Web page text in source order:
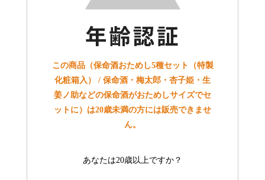
この商品（保命酒おためし5種セット（特製
化粧箱入） / 保命酒・梅太郎・杏子姫・生
姜ノ助などの保命酒がおためしサイズでセ
ットに）は20歳未満の方には販売できませ
ん。
あなたは20歳以上ですか？